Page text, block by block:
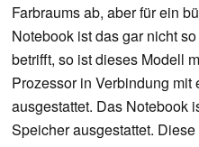
Farbraums ab, aber für ein
Notebook ist das gar nicht
betrifft, so ist dieses Modell
Prozessor in Verbindung
ausgestattet. Das Notebook
Speicher ausgestattet.